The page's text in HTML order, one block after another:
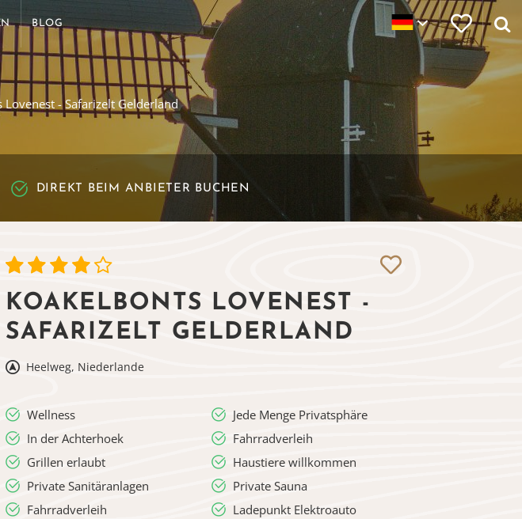
BLOG
Lovenest - Safarizelt Gelderland
DIREKT BEIM ANBIETER BUCHEN
KOAKELBONTS LOVENEST -
SAFARIZELT GELDERLAND
Heelweg, Niederlande
Wellness
Jede Menge Privatsphäre
In der Achterhoek
Fahrradverleih
Grillen erlaubt
Haustiere willkommen
Private Sanitäranlagen
Private Sauna
Fahrradverleih
Ladepunkt Elektroauto